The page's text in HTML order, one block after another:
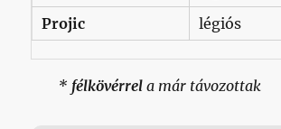
Projic
légiós
* félkövérrel a már távozottak